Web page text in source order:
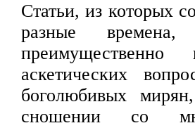
Статьи, из которых
разные
аскетических
боголюбивых
сношении со